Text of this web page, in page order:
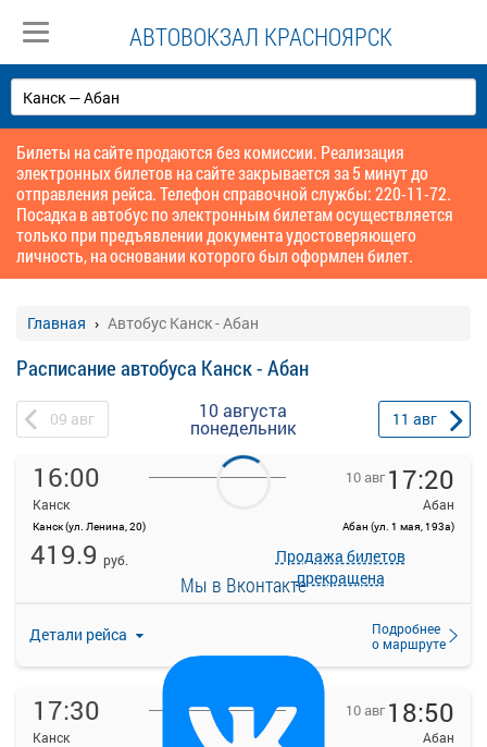
АВТОВОКЗАЛ КРАСНОЯРСК
Билеты на сайте продаются без комиссии. Реализация
электронных билетов на сайте закрывается за 5 минут до
отправления рейса. Телефон справочной службы: 220-11-72.
Посадка в автобус по электронным билетам осуществляется
только при предъявлении документа удостоверяющего
личность, на основании которого был оформлен билет.
Главная Автобус Канск - Абан
Расписание автобуса Канск - Абан
09 авг 10 августа
понедельник 11 авг
16:00
Канск
Канск (ул. Ленина, 20)
10 авг 17:20
Абан
Абан (ул. 1 мая, 193а)
Детали рейса
Подробнее
о маршруте
419.9 руб.
Продажа билетов
прекращена
17:30
Канск
10 авг 18:50
Абан
Мы в Вконтакте